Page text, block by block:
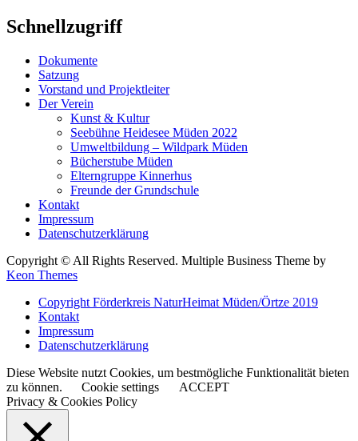
Schnellzugriff
Dokumente
Satzung
Vorstand und Projektleiter
Der Verein
Kunst & Kultur
Seebühne Heidesee Müden 2022
Umweltbildung – Wildpark Müden
Bücherstube Müden
Elterngruppe Kinnerhus
Freunde der Grundschule
Kontakt
Impressum
Datenschutzerklärung
Copyright © All Rights Reserved. Multiple Business Theme by
Keon Themes
Copyright Förderkreis NaturHeimat Müden/Örtze 2019
Kontakt
Impressum
Datenschutzerklärung
Diese Website nutzt Cookies, um bestmögliche Funktionalität bieten
zu können.
Cookie settings
ACCEPT
Privacy & Cookies Policy